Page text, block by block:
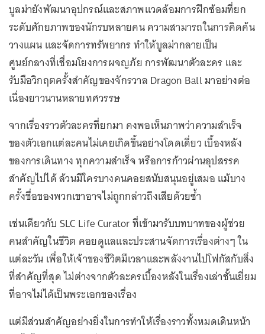
บูลม่ายังพัฒนาอุปกรณ์และสภาพแวดล้อมการฝึกซ้อมที่ยก
ระดับศักยภาพของนักรบหลายคน ความสามารถในการคิดค้น
วางแผน และจัดการทรัพยากร ทำให้บูลม่ากลายเป็น
ศูนย์กลางที่เชื่อมโยงการผจญภัย การพัฒนาตัวละคร และ
รับมือวิกฤตครั้งสำคัญของจักรวาล Dragon Ball มาอย่างต่อ
เนื่องยาวนานหลายทศวรรษ
จากเรื่องราวตัวละครที่ยกมา คงพอเห็นภาพว่าความสำเร็จ
ของตัวเอกแต่ละคนไม่เคยเกิดขึ้นอย่างโดดเดี่ยว เบื้องหลัง
ของการเดินทาง ทุกความสำเร็จ หรือการก้าวผ่านอุปสรรค
สำคัญไปได้ ล้วนมีใครบางคนคอยสนับสนุนอยู่เสมอ แม้บาง
ครั้งชื่อของพวกเขาอาจไม่ถูกกล่าวถึงเสียด้วยซ้ำ
เช่นเดียวกับ SLC Life Curator ที่เข้ามารับบทบาทของผู้ช่วย
คนสำคัญในชีวิต คอยดูแลและประสานจัดการเรื่องต่างๆ ใน
แต่ละวัน เพื่อให้เจ้าของชีวิตมีเวลาและพลังงานไปโฟกัสกับสิ่ง
ที่สำคัญที่สุด ไม่ต่างจากตัวละครเบื้องหลังในเรื่องเล่าชั้นเยี่ยม
ที่อาจไม่ได้เป็นพระเอกของเรื่อง
แต่มีส่วนสำคัญอย่างยิ่งในการทำให้เรื่องราวทั้งหมดเดินหน้า